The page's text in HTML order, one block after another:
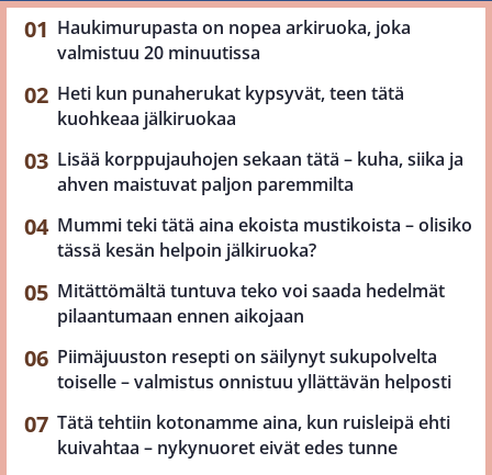
Haukimurupasta on nopea arkiruoka, joka
valmistuu 20 minuutissa
Heti kun punaherukat kypsyvät, teen tätä
kuohkeaa jälkiruokaa
Lisää korppujauhojen sekaan tätä – kuha, siika ja
ahven maistuvat paljon paremmilta
Mummi teki tätä aina ekoista mustikoista – olisiko
tässä kesän helpoin jälkiruoka?
Mitättömältä tuntuva teko voi saada hedelmät
pilaantumaan ennen aikojaan
Piimäjuuston resepti on säilynyt sukupolvelta
toiselle – valmistus onnistuu yllättävän helposti
Tätä tehtiin kotonamme aina, kun ruisleipä ehti
kuivahtaa – nykynuoret eivät edes tunne